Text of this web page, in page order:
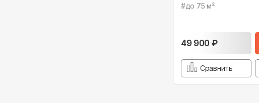
#до 75 м²
49 900₽
Сравнить